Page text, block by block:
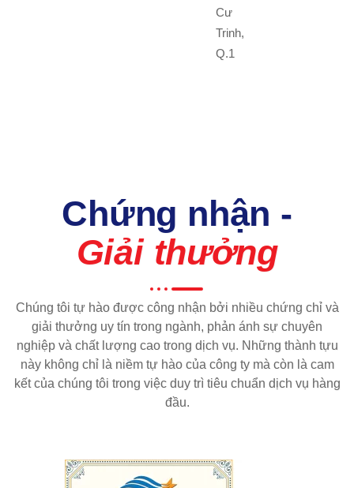
Cư
Trinh,
Q.1
Chứng nhận -
Giải thưởng
Chúng tôi tự hào được công nhận bởi nhiều chứng chỉ và
giải thưởng uy tín trong ngành, phản ánh sự chuyên
nghiệp và chất lượng cao trong dịch vụ. Những thành tựu
này không chỉ là niềm tự hào của công ty mà còn là cam
kết của chúng tôi trong việc duy trì tiêu chuẩn dịch vụ hàng
đầu.